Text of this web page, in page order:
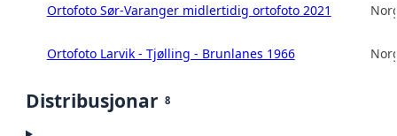
Ortofoto Sør-Varanger midlertidig ortofoto 2021
Ortofoto Larvik - Tjølling - Brunlanes 1966
Distribusjonar 8